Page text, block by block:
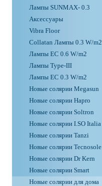
Лампы SUNMAX- 0.3
Аксессуары
Vibra Floor
Collatan Лампы 0.3 W/m2
Лампы ЕС 0.6 W/m2
Лампы Type-III
Лампы EC 0.3 W/m2
Новые солярии Megasun
Новые солярии Hapro
Новые солярии Soltron
Новые солярии I.SO Italia
Новые солярии Tanzi
Новые солярии Tecnosole
Новые солярии Dr Kern
Новые солярии Smart
Новые солярии для дома